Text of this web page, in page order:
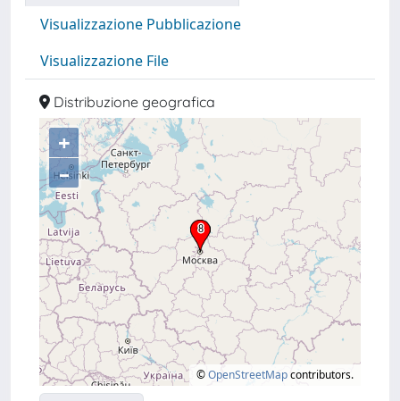
Visualizzazione Pubblicazione
Visualizzazione File
Distribuzione geografica
+
–
©OpenStreetMapcontributors.